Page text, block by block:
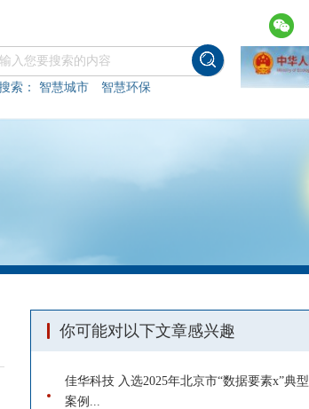
索： 智慧城市 智慧环保
你可能对以下文章感兴趣
佳华科技 入选2025年北京市“数据要素x”典型
案例...